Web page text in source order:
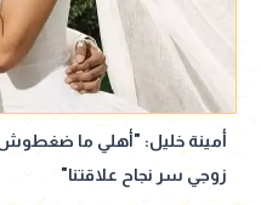
أمينة خليل: "أهلي ما ضغطوش
زوجي سر نجاح علاقتنا"